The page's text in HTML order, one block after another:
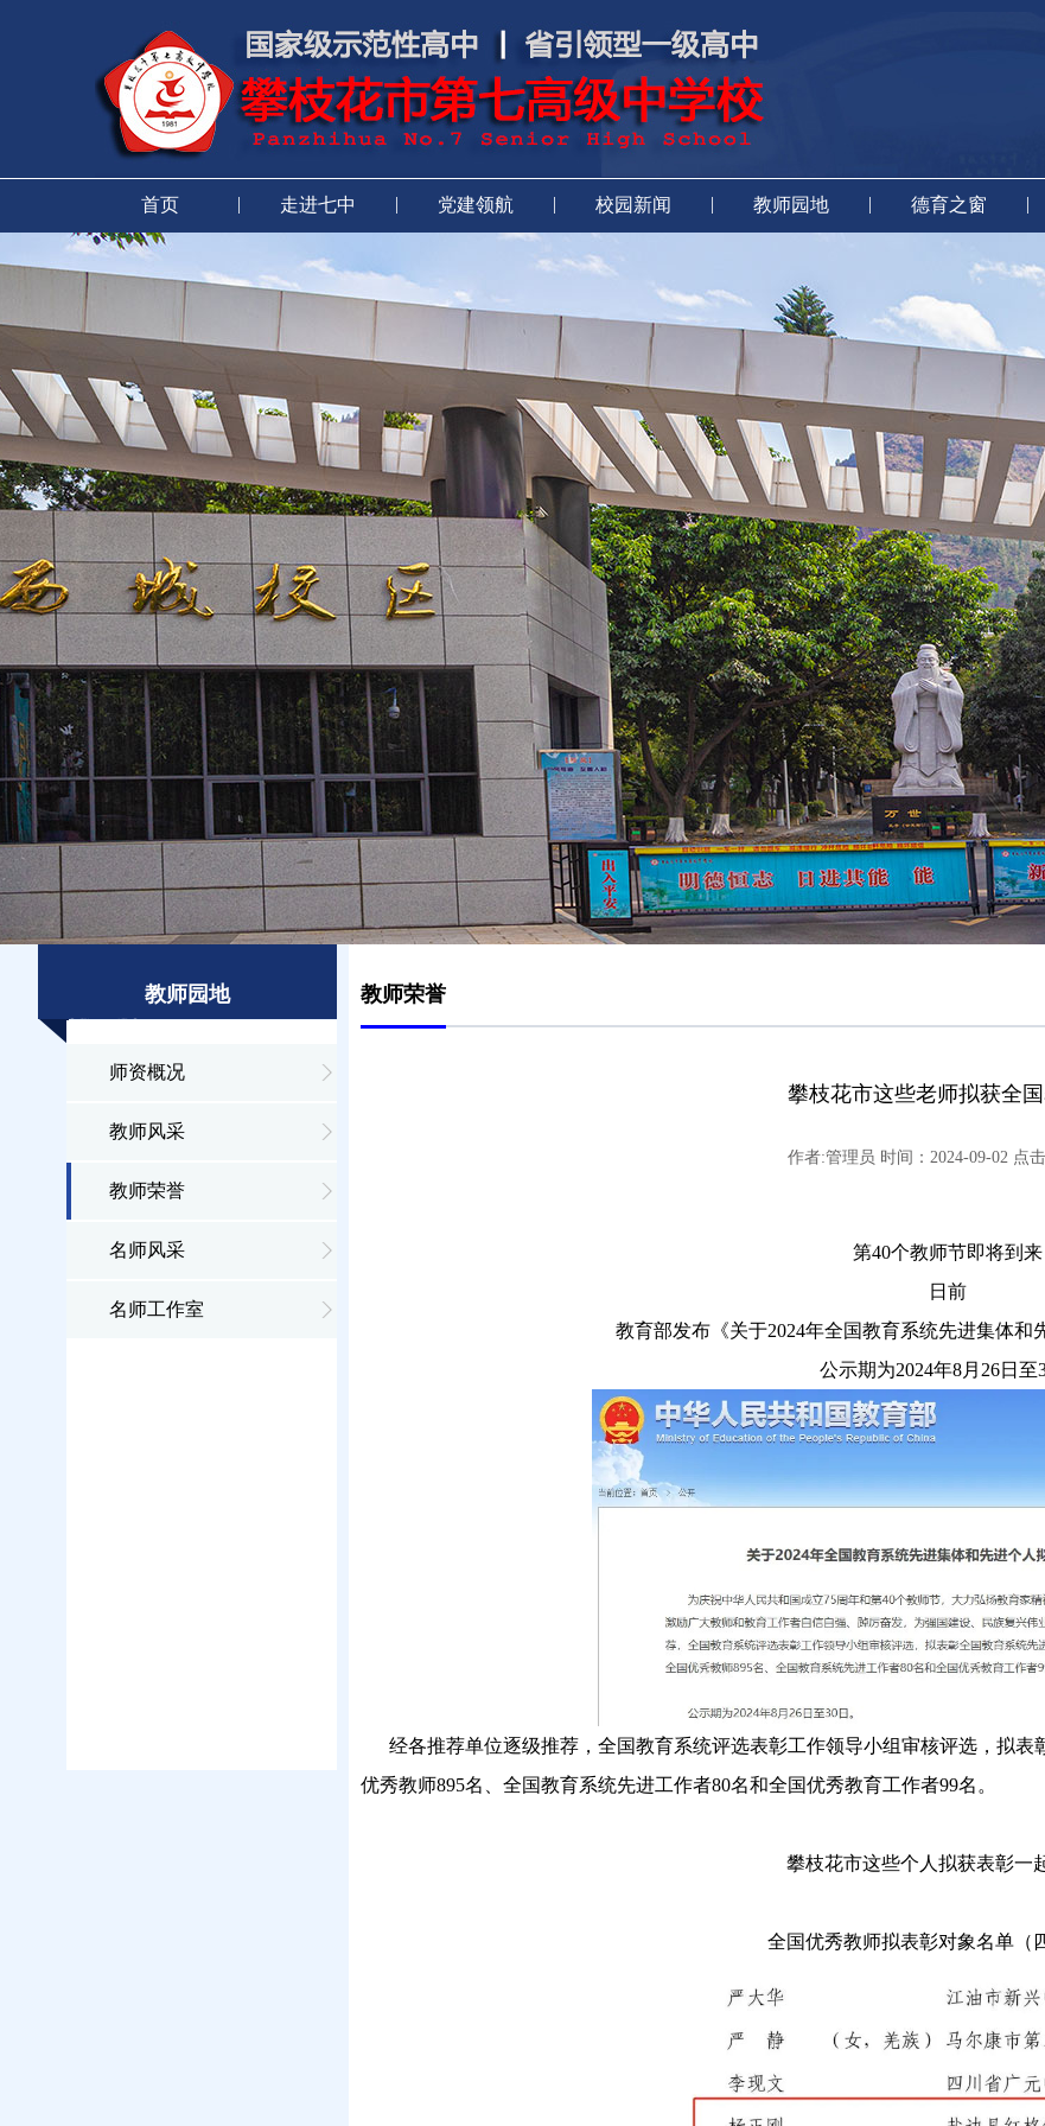
首页 | 走进七中 | 党建领航 | 校园新闻 | 教师园地 | 德育之窗 |
教师园地
师资概况
教师风采
教师荣誉
名师风采
名师工作室
教师荣誉
攀枝花市这些老师拟获全国
作者:管理员 时间：2024-09-02 点
第40个教师节即将到来
日前
教育部发布《关于2024年全国教育系统先进集体和
公示期为2024年8月26日至
经各推荐单位逐级推荐，全国教育系统评选表彰工作领导小组审核评选，拟表
优秀教师895名、全国教育系统先进工作者80名和全国优秀教育工作者99名。
攀枝花市这些个人拟获表彰一
全国优秀教师拟表彰对象名单（